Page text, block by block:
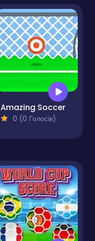
Amazing Soccer
0 (0 Голосів)